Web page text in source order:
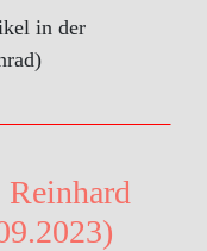
in der